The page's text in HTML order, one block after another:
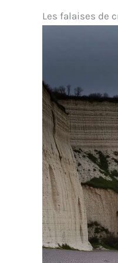
Les falaises de